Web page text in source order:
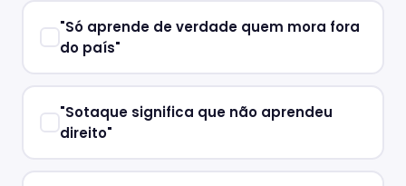
"Só aprende de verdade quem mora fora
do país"
"Sotaque significa que não aprendeu
direito"